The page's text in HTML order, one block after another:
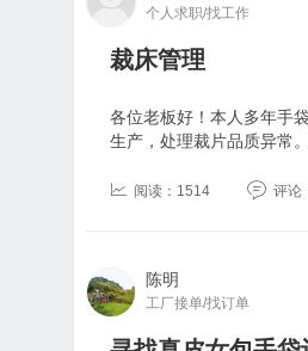
个人求职/找工作
裁床管理
各位老板好！本人多年手
生产，处理裁片品质异常
阅读：1514 评论
陈明
工厂接单/找订单